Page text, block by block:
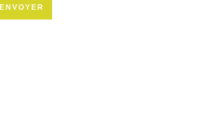
ENVOYER